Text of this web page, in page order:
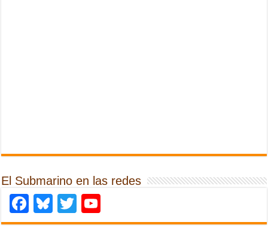
El Submarino en las redes
Facebook
Bluesky
Twitter